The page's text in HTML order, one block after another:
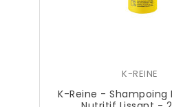
K-REINE
K-Reine - Shampoing